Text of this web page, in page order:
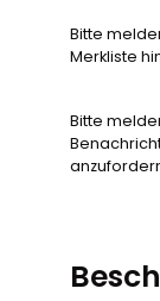
Bitte
Merkliste
Bitte